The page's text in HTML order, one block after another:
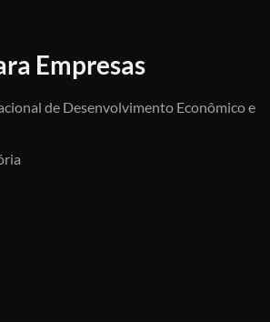
Empresas
de Desenvolvimento Econômico e